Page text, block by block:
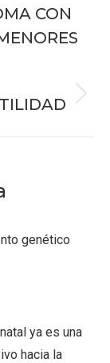
CON
genético
ya es una
hacia la